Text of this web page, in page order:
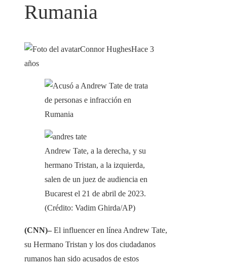
Rumania
Connor HughesHace 3
años
Andrew Tate, a la derecha, y su
hermano Tristan, a la izquierda,
salen de un juez de audiencia en
Bucarest el 21 de abril de 2023.
(Crédito: Vadim Ghirda/AP)
(CNN)– El influencer en línea Andrew Tate,
su Hermano Tristan y los dos ciudadanos
rumanos han sido acusados ​​de estos